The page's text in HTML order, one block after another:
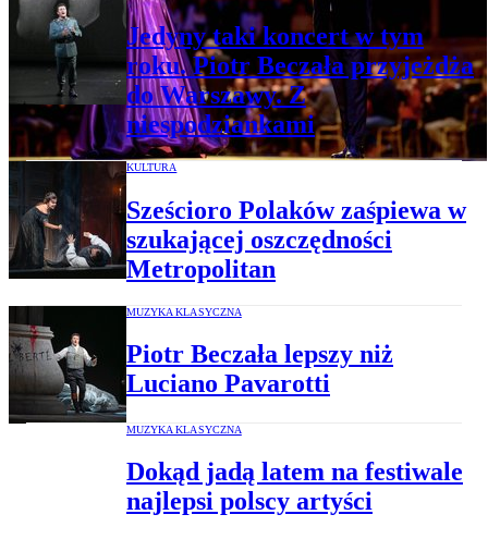
Jedyny taki koncert w tym
roku. Piotr Beczała przyjeżdża
do Warszawy. Z
niespodziankami
KULTURA
Sześcioro Polaków zaśpiewa w
szukającej oszczędności
Metropolitan
MUZYKA KLASYCZNA
Piotr Beczała lepszy niż
Luciano Pavarotti
MUZYKA KLASYCZNA
Dokąd jadą latem na festiwale
najlepsi polscy artyści